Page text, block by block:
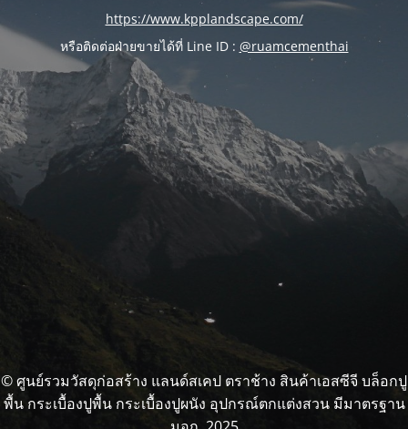
https://www.kpplandscape.com/
หรือติดต่อฝ่ายขายได้ที่ Line ID : @ruamcementhai
© ศูนย์รวมวัสดุก่อสร้าง แลนด์สเคป ตราช้าง สินค้าเอสซีจี บล็อกปู
พื้น กระเบื้องปูพื้น กระเบื้องปูผนัง อุปกรณ์ตกแต่งสวน มีมาตรฐาน